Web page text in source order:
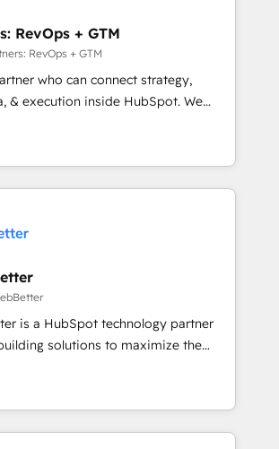
& RevOps frameworks that
the entire
through seamless integrations,
adoption with change-
sustainable growth With 6 key
and experience across
RevOps + GTM
RevOps + GTM
who can connect strategy,
execution inside HubSpot. We
where most agencies fall short by
strategy with technical execution to
with the right solution. As the
world to hold Elite Partner
advantage in CRM architecture,
Choose RP: -
🛡️ - Pricing: Implementations
Launch in 14 days ⚡ -
🪴 - Sales Hub: More
than any other Partner 💻 -
is a HubSpot technology partner
solutions to maximize the
of HubSpot. The fastest-
& facilitator, MakeWebBetter,
blend of HubSpot expertise &
& integrations. Trust us to